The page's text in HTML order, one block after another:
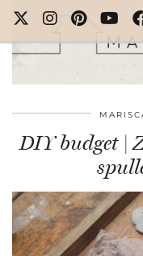
DIY budget |